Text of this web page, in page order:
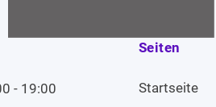
- 19:00
Seiten
Startseite